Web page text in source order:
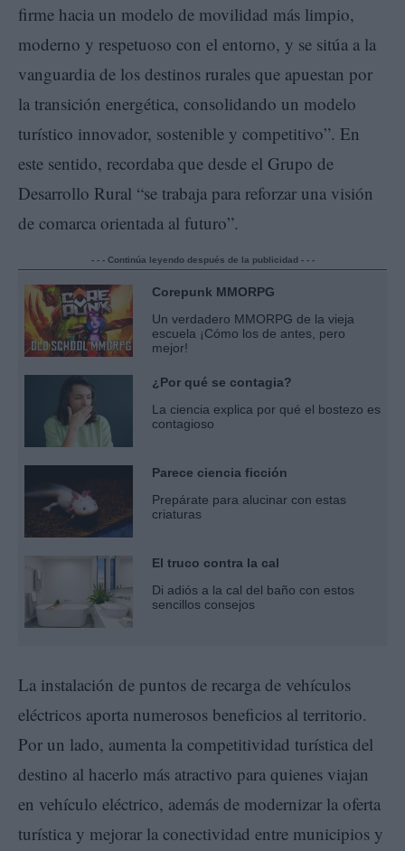
firme hacia un modelo de movilidad más limpio,
moderno y respetuoso con el entorno, y se sitúa a la
vanguardia de los destinos rurales que apuestan por
la transición energética, consolidando un modelo
turístico innovador, sostenible y competitivo”. En
este sentido, recordaba que desde el Grupo de
Desarrollo Rural “se trabaja para reforzar una visión
de comarca orientada al futuro”.
- - - Continúa leyendo después de la publicidad - - -
Corepunk MMORPG
Un verdadero MMORPG de la vieja
escuela ¡Cómo los de antes, pero
mejor!
¿Por qué se contagia?
La ciencia explica por qué el bostezo es
contagioso
Parece ciencia ficción
Prepárate para alucinar con estas
criaturas
El truco contra la cal
Di adiós a la cal del baño con estos
sencillos consejos
La instalación de puntos de recarga de vehículos
eléctricos aporta numerosos beneficios al territorio.
Por un lado, aumenta la competitividad turística del
destino al hacerlo más atractivo para quienes viajan
en vehículo eléctrico, además de modernizar la oferta
turística y mejorar la conectividad entre municipios y